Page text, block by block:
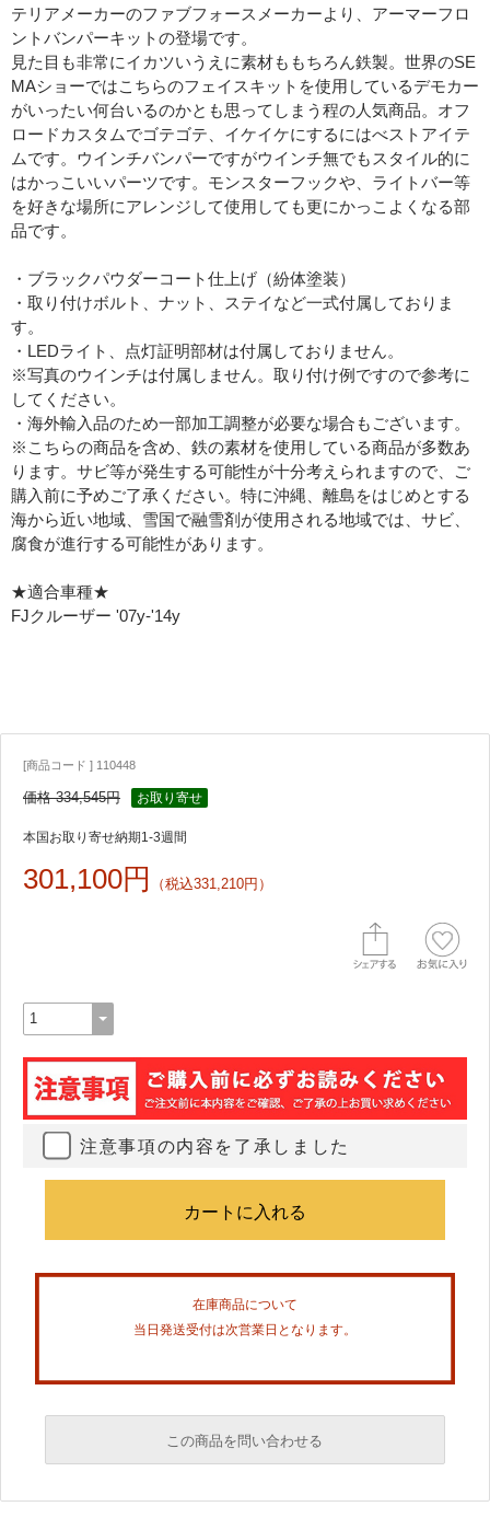
テリアメーカーのファブフォースメーカーより、アーマーフロ
ントバンパーキットの登場です。
見た目も非常にイカツいうえに素材ももちろん鉄製。世界のSE
MAショーではこちらのフェイスキットを使用しているデモカー
がいったい何台いるのかとも思ってしまう程の人気商品。オフ
ロードカスタムでゴテゴテ、イケイケにするにはべストアイテ
ムです。ウインチバンパーですがウインチ無でもスタイル的に
はかっこいいパーツです。モンスターフックや、ライトバー等
を好きな場所にアレンジして使用しても更にかっこよくなる部
品です。
・ブラックパウダーコート仕上げ（紛体塗装）
・取り付けボルト、ナット、ステイなど一式付属しておりま
す。
・LEDライト、点灯証明部材は付属しておりません。
※写真のウインチは付属しません。取り付け例ですので参考に
してください。
・海外輸入品のため一部加工調整が必要な場合もございます。
※こちらの商品を含め、鉄の素材を使用している商品が多数あ
ります。サビ等が発生する可能性が十分考えられますので、ご
購入前に予めご了承ください。特に沖縄、離島をはじめとする
海から近い地域、雪国で融雪剤が使用される地域では、サビ、
腐食が進行する可能性があります。
★適合車種★
FJクルーザー '07y-'14y
[商品コード ] 110448
価格 334,545円 お取り寄せ
本国お取り寄せ納期1-3週間
301,100円 （税込331,210円）
注意事項の内容を了承しました
在庫商品について
当日発送受付は次営業日となります。
この商品を問い合わせる